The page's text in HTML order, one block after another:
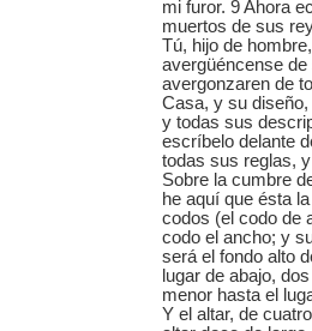
mi furor. 9 Ahora
muertos de sus
Tú, hijo de
avergüéncense
avergonzaren de
Casa, y su
y todas sus
escríbelo delante
todas sus reglas,
Sobre la cumbre
he aquí que ésta
codos (el codo de
codo el ancho; y
será el fondo alto
lugar de abajo,
menor hasta el
Y el altar, de